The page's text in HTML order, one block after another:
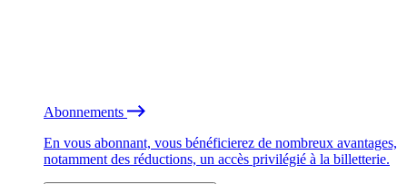
Abonnements
En vous abonnant, vous bénéficierez de nombreux avantages,
notamment des réductions, un accès privilégié à la billetterie.